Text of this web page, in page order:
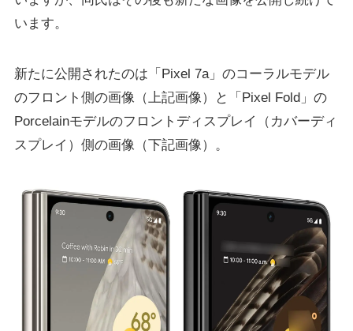
います。
新たに公開されたのは「Pixel 7a」のコーラルモデル
のフロント側の画像（上記画像）と「Pixel Fold」の
Porcelainモデルのフロントディスプレイ（カバーディ
スプレイ）側の画像（下記画像）。